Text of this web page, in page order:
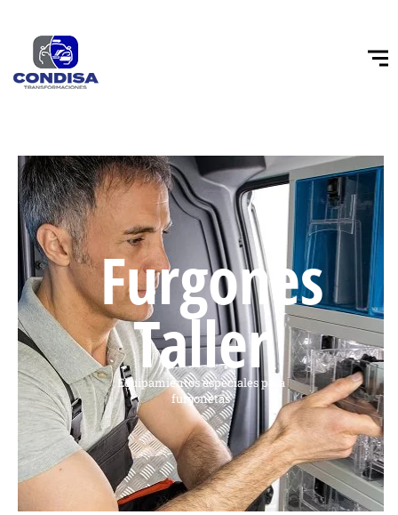
Furgones
Taller
Equipamientos especiales para
furgonetas